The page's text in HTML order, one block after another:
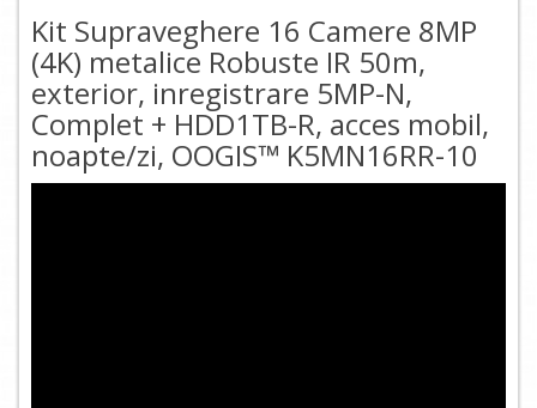
Kit Supraveghere 16 Camere 8MP
(4K) metalice Robuste IR 50m,
exterior, inregistrare 5MP-N,
Complet + HDD1TB-R, acces mobil,
noapte/zi, OOGIS™ K5MN16RR-10